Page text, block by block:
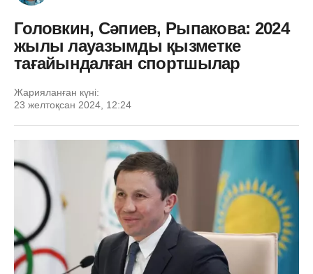
Головкин, Сәпиев, Рыпакова: 2024
жылы лауазымды қызметке
тағайындалған спортшылар
Жарияланған күні:
23 желтоқсан 2024, 12:24